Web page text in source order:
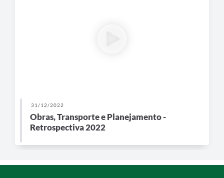
31/12/2022
Obras, Transporte e Planejamento -
Retrospectiva 2022